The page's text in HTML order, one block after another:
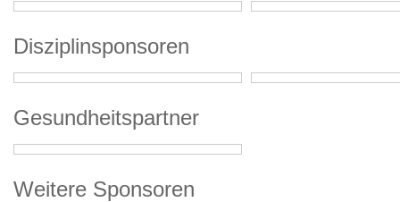
Disziplinsponsoren
Gesundheitspartner
Weitere Sponsoren